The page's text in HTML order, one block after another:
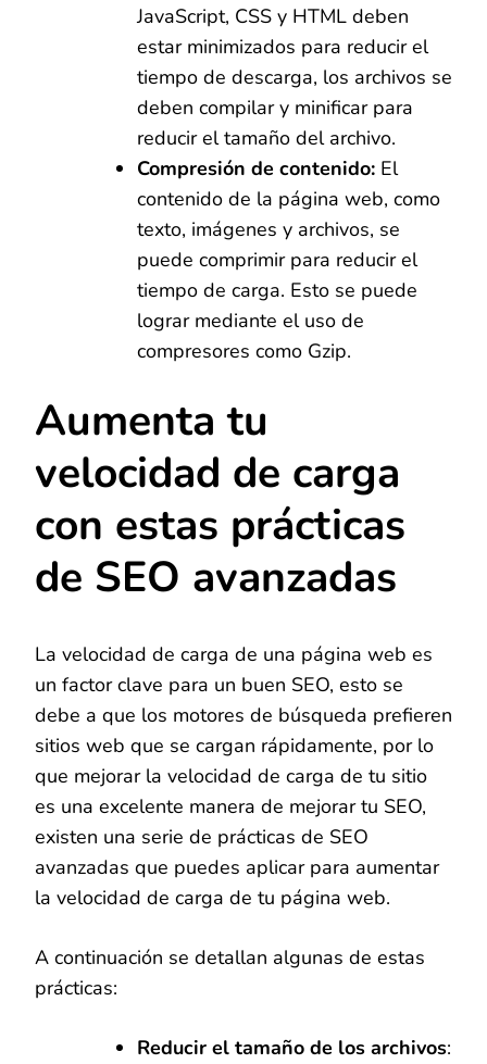
JavaScript, CSS y HTML deben
estar minimizados para reducir el
tiempo de descarga, los archivos se
deben compilar y minificar para
reducir el tamaño del archivo.
Compresión de contenido: El
contenido de la página web, como
texto, imágenes y archivos, se
puede comprimir para reducir el
tiempo de carga. Esto se puede
lograr mediante el uso de
compresores como Gzip.
Aumenta tu
velocidad de carga
con estas prácticas
de SEO avanzadas
La velocidad de carga de una página web es
un factor clave para un buen SEO, esto se
debe a que los motores de búsqueda prefieren
sitios web que se cargan rápidamente, por lo
que mejorar la velocidad de carga de tu sitio
es una excelente manera de mejorar tu SEO,
existen una serie de prácticas de SEO
avanzadas que puedes aplicar para aumentar
la velocidad de carga de tu página web.
A continuación se detallan algunas de estas
prácticas:
Reducir el tamaño de los archivos: